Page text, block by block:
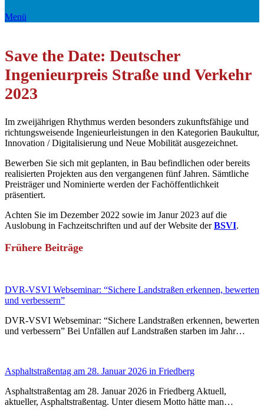
Menü
Save the Date: Deutscher
Ingenieurpreis Straße und Verkehr
2023
Im zweijährigen Rhythmus werden besonders zukunftsfähige und
richtungsweisende Ingenieurleistungen in den Kategorien Baukultur,
Innovation / Digitalisierung und Neue Mobilität ausgezeichnet.
Bewerben Sie sich mit geplanten, in Bau befindlichen oder bereits
realisierten Projekten aus den vergangenen fünf Jahren. Sämtliche
Preisträger und Nominierte werden der Fachöffentlichkeit
präsentiert.
Achten Sie im Dezember 2022 sowie im Janur 2023 auf die
Auslobung in Fachzeitschriften und auf der Website derBSVI.
Frühere Beiträge
DVR-VSVI Webseminar: “Sichere Landstraßen erkennen, bewerten
und verbessern”
DVR-VSVI Webseminar: “Sichere Landstraßen erkennen, bewerten
und verbessern” Bei Unfällen auf Landstraßen starben im Jahr…
Asphaltstraßentag am 28. Januar 2026 in Friedberg
Asphaltstraßentag am 28. Januar 2026 in Friedberg Aktuell,
aktueller, Asphaltstraßentag. Unter diesem Motto hätte man…